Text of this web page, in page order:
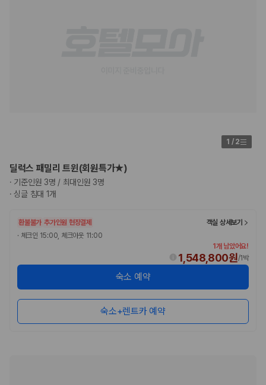
1 / 2
딜럭스 패밀리 트윈(회원특가★)
· 기준인원 3명 / 최대인원 3명
·싱글 침대 1개
환불불가 추가인원 현장결제
객실 상세보기
· 체크인 15:00, 체크아웃 11:00
1개 남았어요!
1,548,800원/1박
숙소 예약
숙소+렌트카 예약